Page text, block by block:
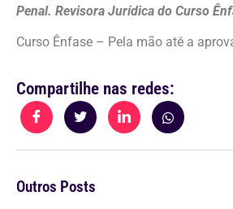
Penal. Revisora Jurídica do Curso
Curso Ênfase – Pela mão até a
Compartilhe nas redes:
Outros Posts